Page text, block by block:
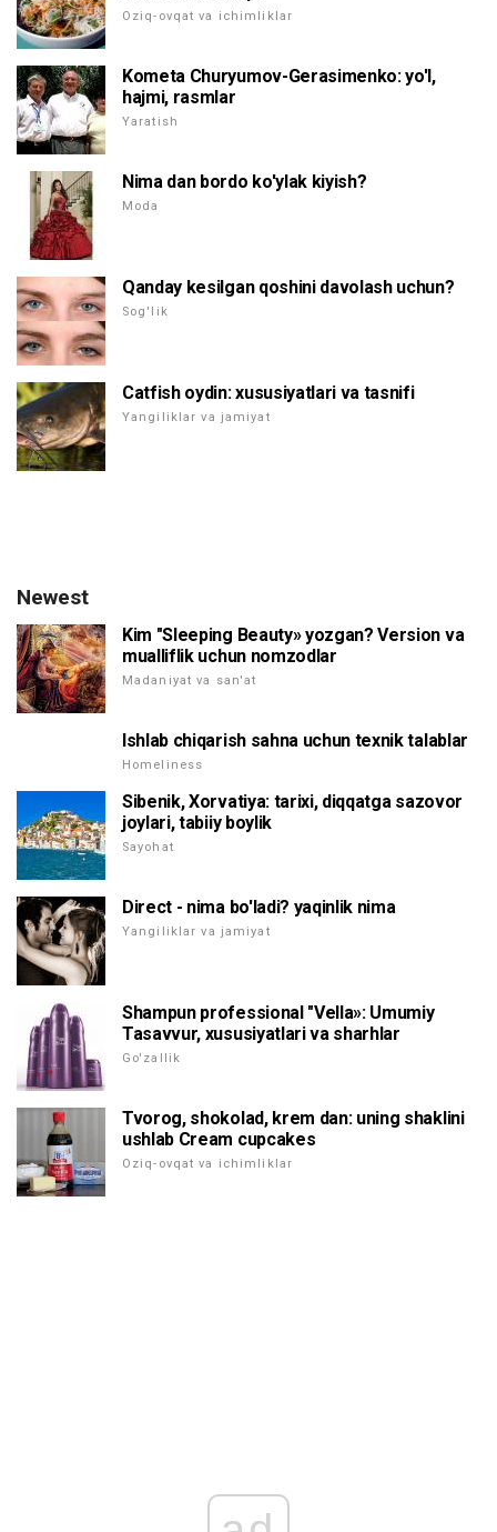
Oziq-ovqat va ichimliklar
Kometa Churyumov-Gerasimenko: yo'l,
hajmi, rasmlar
Yaratish
Nima dan bordo ko'ylak kiyish?
Moda
Qanday kesilgan qoshini davolash uchun?
Sog'lik
Catfish oydin: xususiyatlari va tasnifi
Yangiliklar va jamiyat
Newest
Kim "Sleeping Beauty» yozgan? Version va
mualliflik uchun nomzodlar
Madaniyat va san'at
Ishlab chiqarish sahna uchun texnik talablar
Homeliness
Sibenik, Xorvatiya: tarixi, diqqatga sazovor
joylari, tabiiy boylik
Sayohat
Direct - nima bo'ladi? yaqinlik nima
Yangiliklar va jamiyat
Shampun professional "Vella»: Umumiy
Tasavvur, xususiyatlari va sharhlar
Go'zallik
Tvorog, shokolad, krem dan: uning shaklini
ushlab Cream cupcakes
Oziq-ovqat va ichimliklar